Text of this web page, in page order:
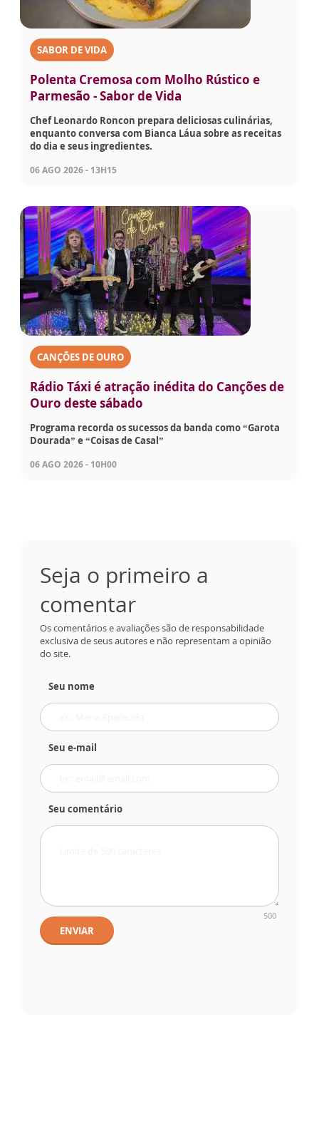
SABOR DE VIDA
Polenta Cremosa com Molho Rústico e
Parmesão - Sabor de Vida
Chef Leonardo Roncon prepara deliciosas culinárias,
enquanto conversa com Bianca Láua sobre as receitas
do dia e seus ingredientes.
06 AGO 2026 - 13H15
CANÇÕES DE OURO
Rádio Táxi é atração inédita do Canções de
Ouro deste sábado
Programa recorda os sucessos da banda como “Garota
Dourada” e “Coisas de Casal”
06 AGO 2026 - 10H00
Seja o primeiro a
comentar
Os comentários e avaliações são de responsabilidade
exclusiva de seus autores e não representam a opinião
do site.
Seu nome
Seu e-mail
Seu comentário
500
ENVIAR